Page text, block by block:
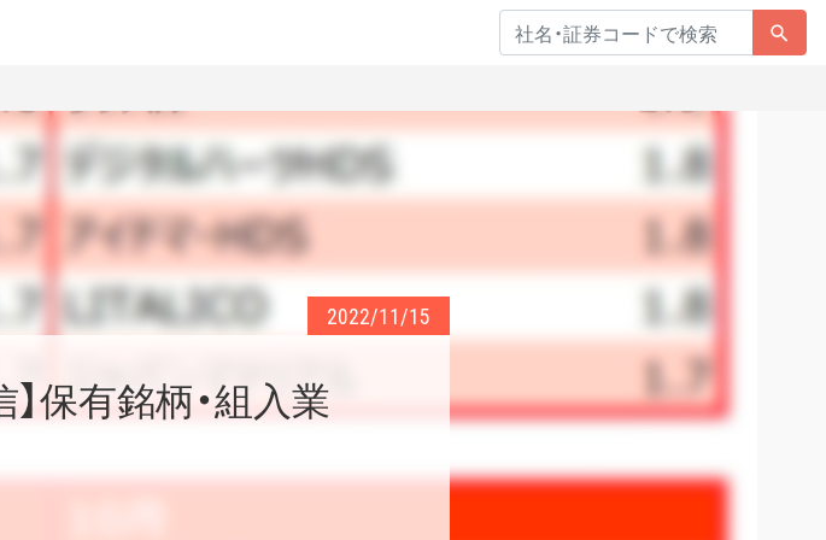
保有銘柄・組入業
2022/11/15